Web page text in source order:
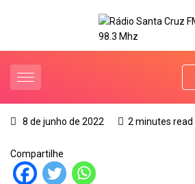
8 de junho de 2022 2 minutes read
Compartilhe